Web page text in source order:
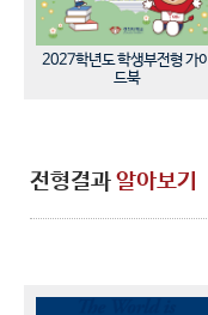
2027학년도 학생부전형 가이
드북
전형결과알아보기